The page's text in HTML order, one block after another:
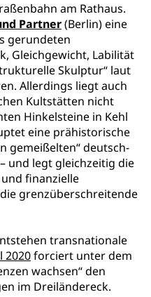
am Rathaus.
Partner(Berlin) eine
gerundeten
Gleichgewicht, Labilität
Skulptur“ laut
Allerdings liegt auch
Kultstätten nicht
Hinkelsteine in Kehl
eine prähistorische
gemeißelten“ deutsch-
und legt gleichzeitig die
finanzielle
grenzüberschreitende
transnationale
2020forciert unter dem
wachsen“ den
im Dreiländereck.